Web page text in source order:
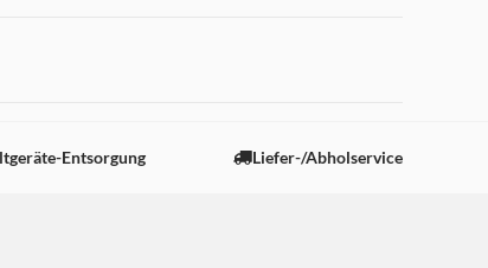
Entsorgung Liefer-/Abholservice